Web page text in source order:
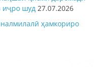
иҷро шуд 27.07.2026
ҳамкориро